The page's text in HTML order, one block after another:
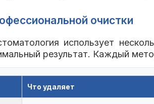
очистки
использует
результат. Каждый
Что удаляет